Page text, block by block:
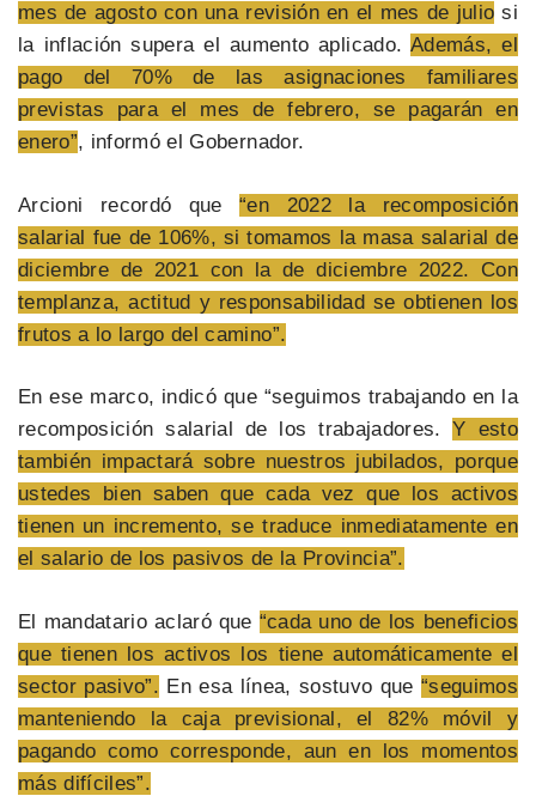
mes de agosto con una revisión en el mes de julio si
la inflación supera el aumento aplicado.Además, el
pago del 70% de las asignaciones familiares
previstas para el mes de febrero, se pagarán en
enero”, informó el Gobernador.
Arcioni recordó que“en 2022 la recomposición
salarial fue de 106%, si tomamos la masa salarial de
diciembre de 2021 con la de diciembre 2022. Con
templanza, actitud y responsabilidad se obtienen los
frutos a lo largo del camino”.
En ese marco, indicó que “seguimos trabajando en la
recomposición salarial de los trabajadores.Y esto
también impactará sobre nuestros jubilados, porque
ustedes bien saben que cada vez que los activos
tienen un incremento, se traduce inmediatamente en
el salario de los pasivos de la Provincia”.
El mandatario aclaró que “cada uno de los beneficios
que tienen los activos los tiene automáticamente el
sector pasivo”. En esa línea, sostuvo que “seguimos
manteniendo la caja previsional, el 82% móvil y
pagando como corresponde, aun en los momentos
más difíciles”.